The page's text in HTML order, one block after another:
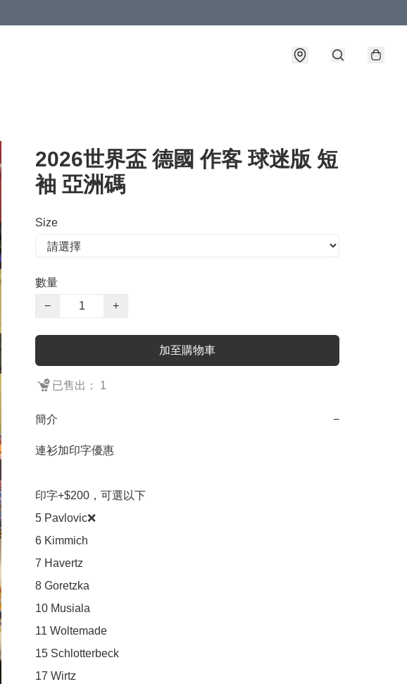
2026世界盃 德國 作客 球迷版 短
袖 亞洲碼
Size
數量
−
+
加至購物車
已售出： 1
簡介 −
連衫加印字優惠
印字+$200，可選以下
5 Pavlovic❌
6 Kimmich
7 Havertz
8 Goretzka
10 Musiala
11 Woltemade
15 Schlotterbeck
17 Wirtz